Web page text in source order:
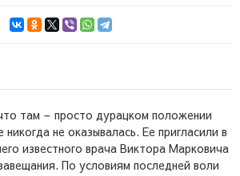
там – просто дурацком положении
не оказывалась. Ее пригласили в
известного врача Виктора Марковича
По условиям последней воли